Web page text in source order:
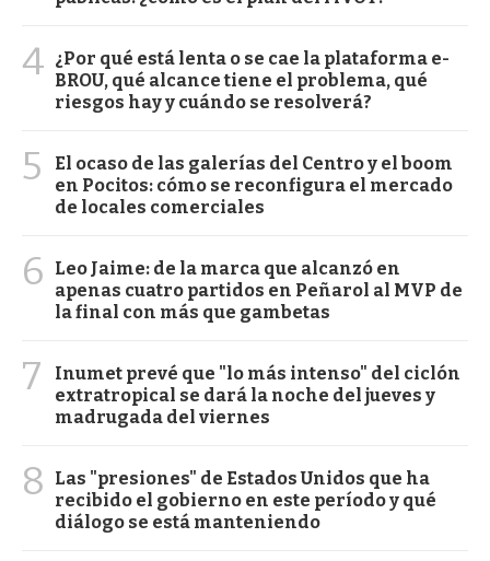
4 ¿Por qué está lenta o se cae la plataforma e-
BROU, qué alcance tiene el problema, qué
riesgos hay y cuándo se resolverá?
5
El ocaso de las galerías del Centro y el boom
en Pocitos: cómo se reconfigura el mercado
de locales comerciales
6
Leo Jaime: de la marca que alcanzó en
apenas cuatro partidos en Peñarol al MVP de
la final con más que gambetas
7
Inumet prevé que "lo más intenso" del ciclón
extratropical se dará la noche del jueves y
madrugada del viernes
8
Las "presiones" de Estados Unidos que ha
recibido el gobierno en este período y qué
diálogo se está manteniendo